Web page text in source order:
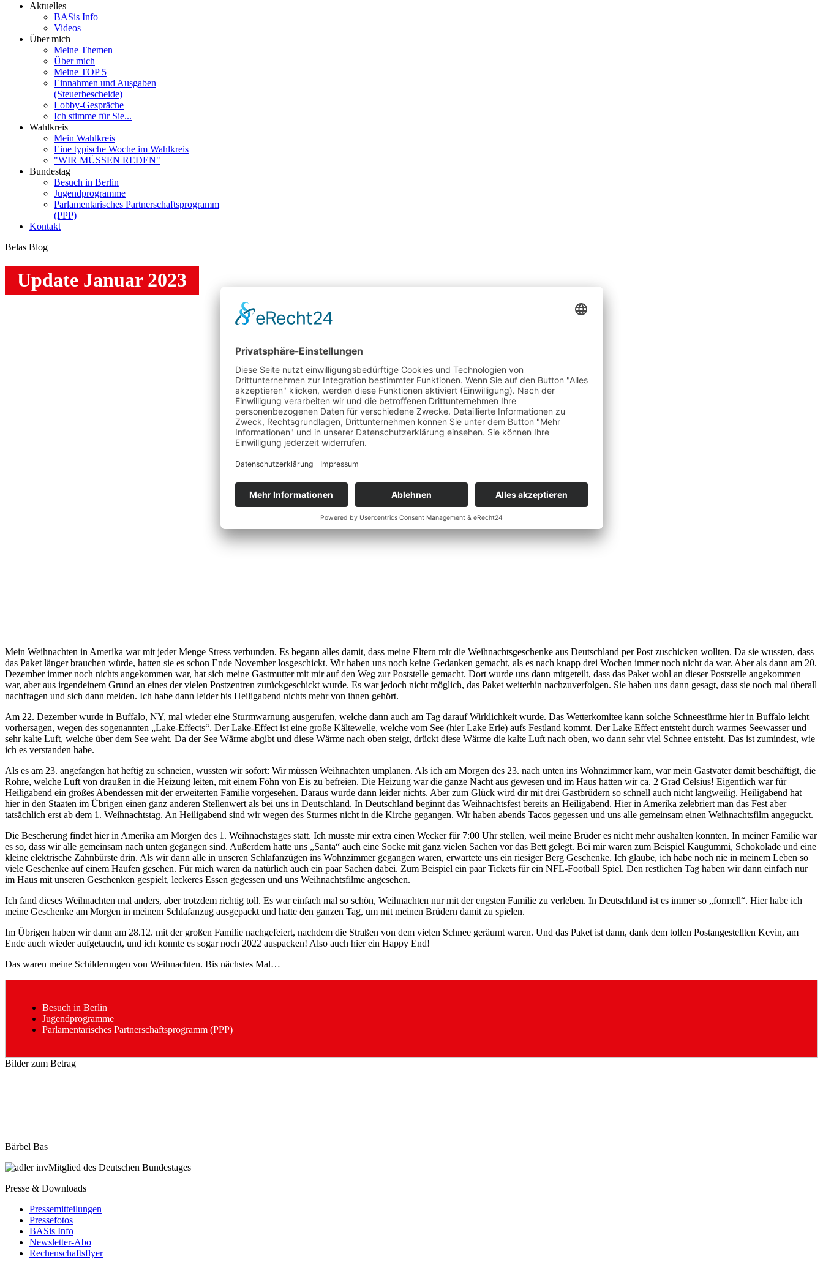
Aktuelles
BASis Info
Videos
Über mich
Meine Themen
Über mich
Meine TOP 5
Einnahmen und Ausgaben
(Steuerbescheide)
Lobby-Gespräche
Ich stimme für Sie...
Wahlkreis
Mein Wahlkreis
Eine typische Woche im Wahlkreis
"WIR MÜSSEN REDEN"
Bundestag
Besuch in Berlin
Jugendprogramme
Parlamentarisches Partnerschaftsprogramm
(PPP)
Kontakt
Belas Blog
Update Januar 2023
Mein Weihnachten in Amerika war mit jeder Menge Stress verbunden. Es begann alles damit, dass meine Eltern mir die Weihnachtsgeschenke aus Deutschland per Post zuschicken wollten. Da sie wussten, dass
das Paket länger brauchen würde, hatten sie es schon Ende November losgeschickt. Wir haben uns noch keine Gedanken gemacht, als es nach knapp drei Wochen immer noch nicht da war. Aber als dann am 20.
Dezember immer noch nichts angekommen war, hat sich meine Gastmutter mit mir auf den Weg zur Poststelle gemacht. Dort wurde uns dann mitgeteilt, dass das Paket wohl an dieser Poststelle angekommen
war, aber aus irgendeinem Grund an eines der vielen Postzentren zurückgeschickt wurde. Es war jedoch nicht möglich, das Paket weiterhin nachzuverfolgen. Sie haben uns dann gesagt, dass sie noch mal überall
nachfragen und sich dann melden. Ich habe dann leider bis Heiligabend nichts mehr von ihnen gehört.
Am 22. Dezember wurde in Buffalo, NY, mal wieder eine Sturmwarnung ausgerufen, welche dann auch am Tag darauf Wirklichkeit wurde. Das Wetterkomitee kann solche Schneestürme hier in Buffalo leicht
vorhersagen, wegen des sogenannten „Lake-Effects“. Der Lake-Effect ist eine große Kältewelle, welche vom See (hier Lake Erie) aufs Festland kommt. Der Lake Effect entsteht durch warmes Seewasser und
sehr kalte Luft, welche über dem See weht. Da der See Wärme abgibt und diese Wärme nach oben steigt, drückt diese Wärme die kalte Luft nach oben, wo dann sehr viel Schnee entsteht. Das ist zumindest, wie
ich es verstanden habe.
Als es am 23. angefangen hat heftig zu schneien, wussten wir sofort: Wir müssen Weihnachten umplanen. Als ich am Morgen des 23. nach unten ins Wohnzimmer kam, war mein Gastvater damit beschäftigt, die
Rohre, welche Luft von draußen in die Heizung leiten, mit einem Föhn von Eis zu befreien. Die Heizung war die ganze Nacht aus gewesen und im Haus hatten wir ca. 2 Grad Celsius! Eigentlich war für
Heiligabend ein großes Abendessen mit der erweiterten Familie vorgesehen. Daraus wurde dann leider nichts. Aber zum Glück wird dir mit drei Gastbrüdern so schnell auch nicht langweilig. Heiligabend hat
hier in den Staaten im Übrigen einen ganz anderen Stellenwert als bei uns in Deutschland. In Deutschland beginnt das Weihnachtsfest bereits an Heiligabend. Hier in Amerika zelebriert man das Fest aber
tatsächlich erst ab dem 1. Weihnachtstag. An Heiligabend sind wir wegen des Sturmes nicht in die Kirche gegangen. Wir haben abends Tacos gegessen und uns alle gemeinsam einen Weihnachtsfilm angeguckt.
Die Bescherung findet hier in Amerika am Morgen des 1. Weihnachstages statt. Ich musste mir extra einen Wecker für 7:00 Uhr stellen, weil meine Brüder es nicht mehr aushalten konnten. In meiner Familie war
es so, dass wir alle gemeinsam nach unten gegangen sind. Außerdem hatte uns „Santa“ auch eine Socke mit ganz vielen Sachen vor das Bett gelegt. Bei mir waren zum Beispiel Kaugummi, Schokolade und eine
kleine elektrische Zahnbürste drin. Als wir dann alle in unseren Schlafanzügen ins Wohnzimmer gegangen waren, erwartete uns ein riesiger Berg Geschenke. Ich glaube, ich habe noch nie in meinem Leben so
viele Geschenke auf einem Haufen gesehen. Für mich waren da natürlich auch ein paar Sachen dabei. Zum Beispiel ein paar Tickets für ein NFL-Football Spiel. Den restlichen Tag haben wir dann einfach nur
im Haus mit unseren Geschenken gespielt, leckeres Essen gegessen und uns Weihnachtsfilme angesehen.
Ich fand dieses Weihnachten mal anders, aber trotzdem richtig toll. Es war einfach mal so schön, Weihnachten nur mit der engsten Familie zu verleben. In Deutschland ist es immer so „formell“. Hier habe ich
meine Geschenke am Morgen in meinem Schlafanzug ausgepackt und hatte den ganzen Tag, um mit meinen Brüdern damit zu spielen.
Im Übrigen haben wir dann am 28.12. mit der großen Familie nachgefeiert, nachdem die Straßen von dem vielen Schnee geräumt waren. Und das Paket ist dann, dank dem tollen Postangestellten Kevin, am
Ende auch wieder aufgetaucht, und ich konnte es sogar noch 2022 auspacken! Also auch hier ein Happy End!
Das waren meine Schilderungen von Weihnachten. Bis nächstes Mal…
Besuch in Berlin
Jugendprogramme
Parlamentarisches Partnerschaftsprogramm (PPP)
Bilder zum Betrag
Bärbel Bas
Mitglied des Deutschen Bundestages
Presse & Downloads
Pressemitteilungen
Pressefotos
BASis Info
Newsletter-Abo
Rechenschaftsflyer